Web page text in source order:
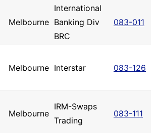
Melbourne
International
Banking Div
BRC
083-011
Melbourne Interstar 083-126
Melbourne
IRM-Swaps
Trading
083-111